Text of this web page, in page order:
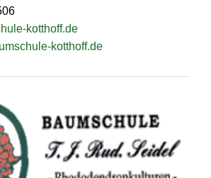
kotthoff.de
kotthoff.de